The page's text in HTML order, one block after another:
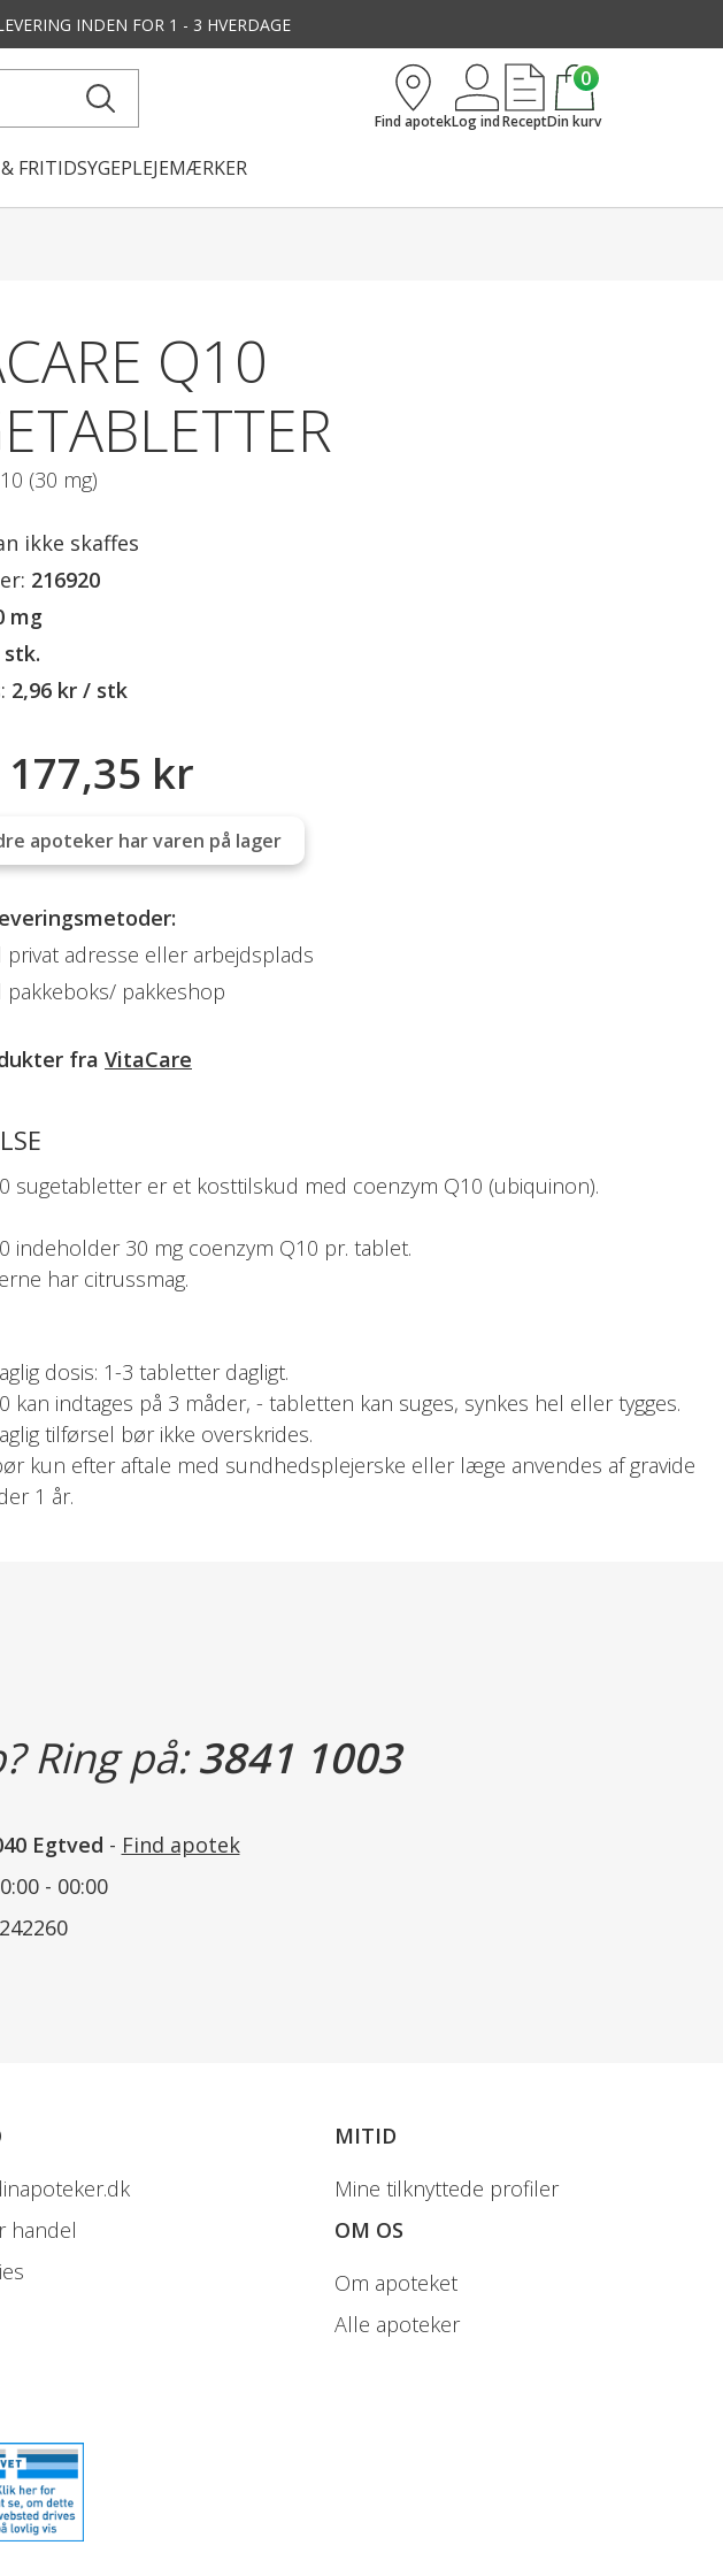
INDEN FOR 1 - 3 HVERDAGE
FRITIDSYGEPLEJEMÆRKER
Find apotekLog indRecept
0
Din kurv
Q10
(30 mg)
ikke skaffes
216920
mg
stk.
2,96 kr / stk
177,35 kr
apoteker har varen på lager
privat adresse eller arbejdsplads
pakkeboks/ pakkeshop
fra VitaCare
sugetabletter er et kosttilskud med coenzym Q10 (ubiquinon).
indeholder 30 mg coenzym Q10 pr. tablet.
har citrussmag.
dosis: 1-3 tabletter dagligt.
kan indtages på 3 måder, - tabletten kan suges, synkes hel eller tygges.
tilførsel bør ikke overskrides.
kun efter aftale med sundhedsplejerske eller læge anvendes af gravide
1 år.
cellulose), overfladebehandlingsmiddel (talkum,
Ring på:3841 1003
Egtved - Find apotek
- 00:00
handel
MITID
Mine tilknyttede profiler
OM OS
Om apoteket
Alle apoteker